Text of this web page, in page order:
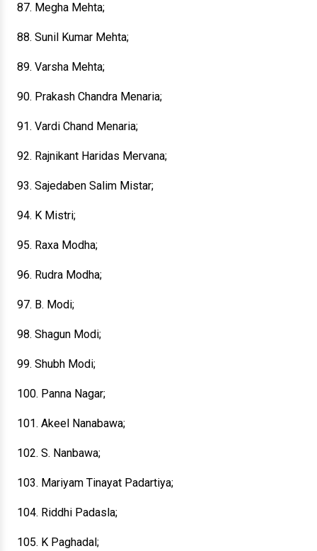
87. Megha Mehta;
88. Sunil Kumar Mehta;
89. Varsha Mehta;
90. Prakash Chandra Menaria;
91. Vardi Chand Menaria;
92. Rajnikant Haridas Mervana;
93. Sajedaben Salim Mistar;
94. K Mistri;
95. Raxa Modha;
96. Rudra Modha;
97. B. Modi;
98. Shagun Modi;
99. Shubh Modi;
100. Panna Nagar;
101. Akeel Nanabawa;
102. S. Nanbawa;
103. Mariyam Tinayat Padartiya;
104. Riddhi Padasla;
105. K Paghadal;